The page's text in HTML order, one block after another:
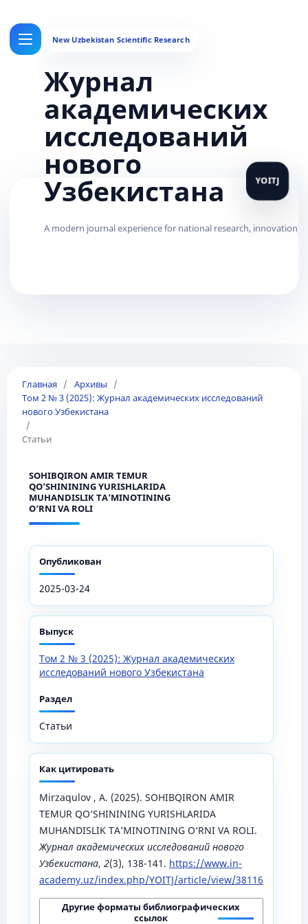
Журнал
академических
исследований
нового
Узбекистана
Главная / Архивы
/
Том 2 № 3 (2025): Журнал академических исследований
нового Узбекистана
/
Статьи
SOHIBQIRON AMIR TEMUR
QO‘SHININING YURISHLARIDA
MUHANDISLIK TA’MINOTINING
O‘RNI VA ROLI
Опубликован
2025-03-24
Выпуск
Том 2 № 3 (2025): Журнал академических
исследований нового Узбекистана
Раздел
Статьи
Как цитировать
Mirzaqulov , A. (2025). SOHIBQIRON AMIR
TEMUR QO‘SHININING YURISHLARIDA
MUHANDISLIK TA’MINOTINING O‘RNI VA ROLI.
Журнал академических исследований нового
Узбекистана, 2(3), 138-141. https://www.in-
academy.uz/index.php/YOITJ/article/view/38116
Другие форматы библиографических
ссылок